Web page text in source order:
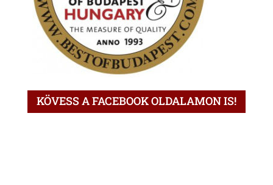
KÖVESS A FACEBOOK OLDALAMON IS!